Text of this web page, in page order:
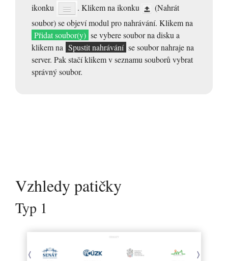
ikonku
. Klikem na ikonku
(Nahrát
soubor) se objeví modul pro nahrávání. Klikem na
Přidat soubor(y) se vybere soubor na disku a
klikem na Spustit nahrávání se soubor nahraje na
server. Pak stačí klikem v seznamu souborů vybrat
správný soubor.
Vzhledy patičky
Typ 1